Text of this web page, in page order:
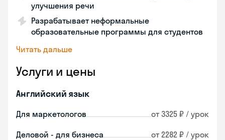
улучшения речи
Разрабатывает неформальные
образовательные программы для студентов
Читать дальше
Услуги и цены
Английский язык
Для маркетологов от 3325 ₽ / урок
Деловой - для бизнеса от 2282 ₽ / урок